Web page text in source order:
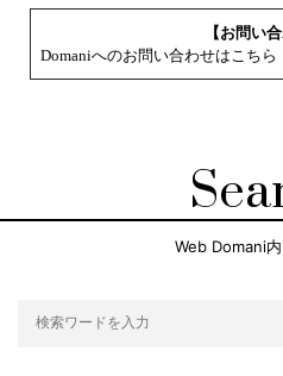
【お問い合
Domaniへのお問い合わせはこちら
Web Domani